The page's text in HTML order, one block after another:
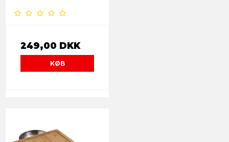
249,00 DKK
KØB